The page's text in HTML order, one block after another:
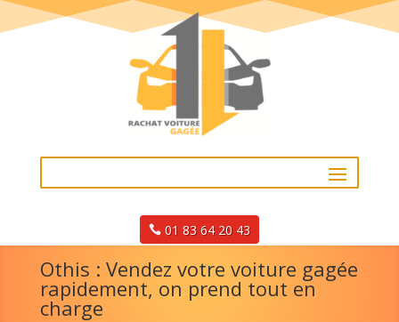
01 83 64 20 43
Othis : Vendez votre voiture gagée
rapidement, on prend tout en
charge